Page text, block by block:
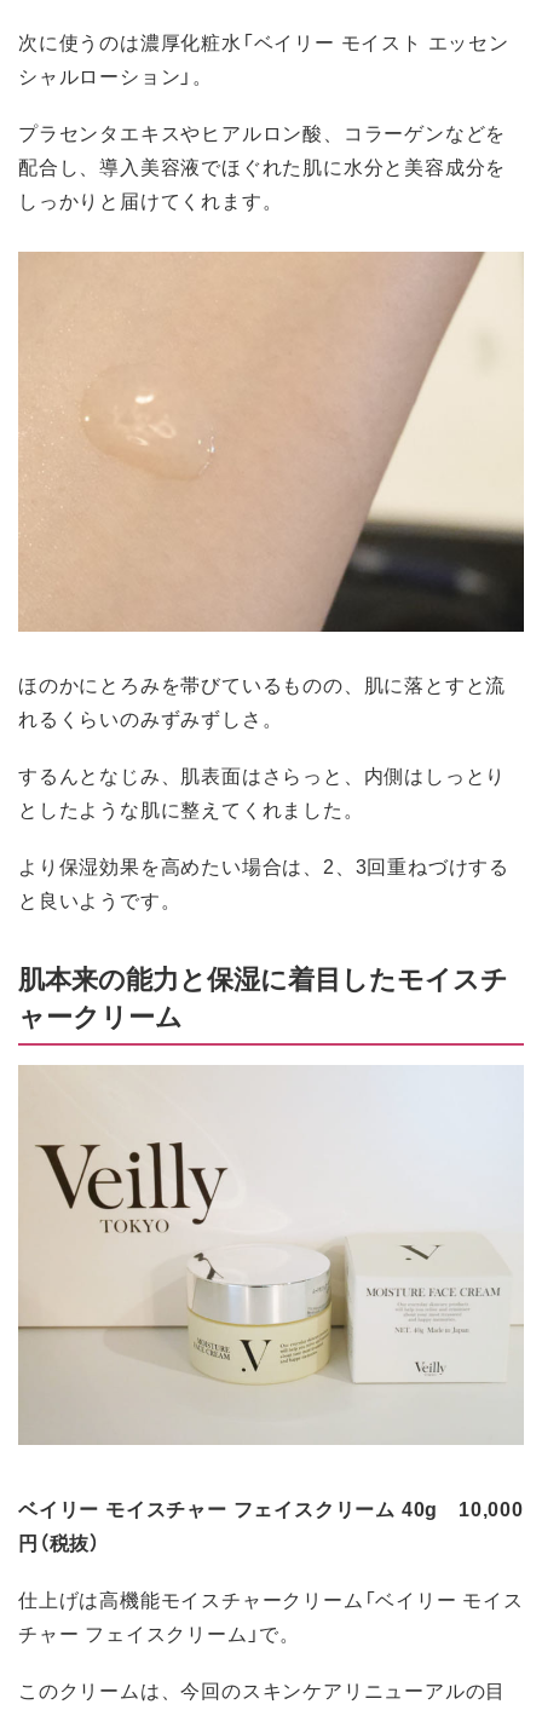
次に使うのは濃厚化粧水「ベイリー モイスト エッセン
シャルローション」。
プラセンタエキスやヒアルロン酸、コラーゲンなどを
配合し、導入美容液でほぐれた肌に水分と美容成分を
しっかりと届けてくれます。
ほのかにとろみを帯びているものの、肌に落とすと流
れるくらいのみずみずしさ。
するんとなじみ、肌表面はさらっと、内側はしっとり
としたような肌に整えてくれました。
より保湿効果を高めたい場合は、2、3回重ねづけする
と良いようです。
肌本来の能力と保湿に着目したモイスチ
ャークリーム
ベイリー モイスチャー フェイスクリーム 40g 10,000
円（税抜）
仕上げは高機能モイスチャークリーム「ベイリー モイス
チャー フェイスクリーム」で。
このクリームは、今回のスキンケアリニューアルの目